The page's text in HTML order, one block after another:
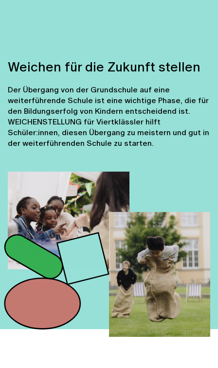
Weichen für die Zukunft stellen
Der Übergang von der Grundschule auf eine
weiterführende Schule ist eine wichtige Phase, die für
den Bildungserfolg von Kindern entscheidend ist.
WEICHENSTELLUNG für Viertklässler hilft
Schüler:innen, diesen Übergang zu meistern und gut in
der weiterführenden Schule zu starten.